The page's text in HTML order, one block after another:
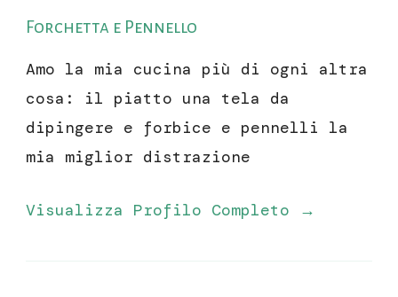
Forchetta e Pennello
Amo la mia cucina più di ogni altra
cosa: il piatto una tela da
dipingere e forbice e pennelli la
mia miglior distrazione
Visualizza Profilo Completo →